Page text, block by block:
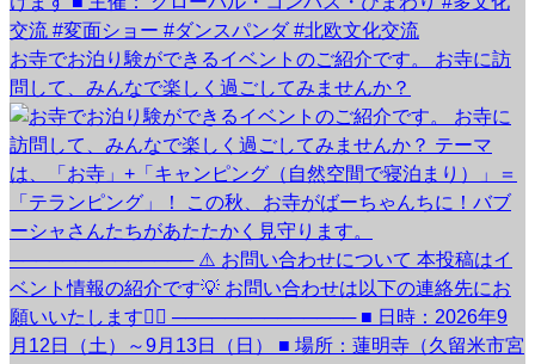
お寺でお泊り験ができるイベントのご紹介です。 お寺に訪
問して、みんなで楽しく過ごしてみませんか？